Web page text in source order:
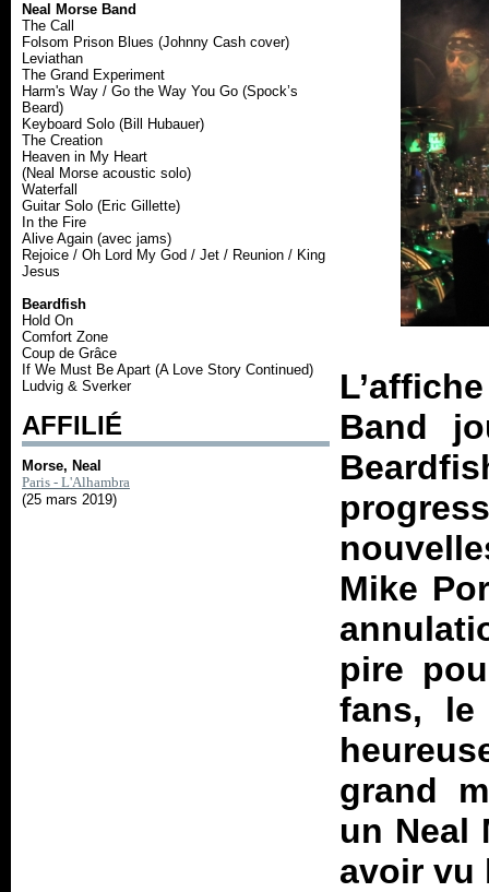
Neal Morse Band
The Call
Folsom Prison Blues (Johnny Cash cover)
Leviathan
The Grand Experiment
Harm's Way / Go the Way You Go (Spock’s
Beard)
Keyboard Solo (Bill Hubauer)
The Creation
Heaven in My Heart
(Neal Morse acoustic solo)
Waterfall
Guitar Solo (Eric Gillette)
In the Fire
Alive Again (avec jams)
Rejoice / Oh Lord My God / Jet / Reunion / King
Jesus
Beardfish
Hold On
Comfort Zone
Coup de Grâce
If We Must Be Apart (A Love Story Continued)
Ludvig & Sverker
AFFILIÉ
Morse, Neal
Paris - L'Alhambra
(25 mars 2019)
Band
Mike
pire
fans,
grand
un Neal
avoir vu